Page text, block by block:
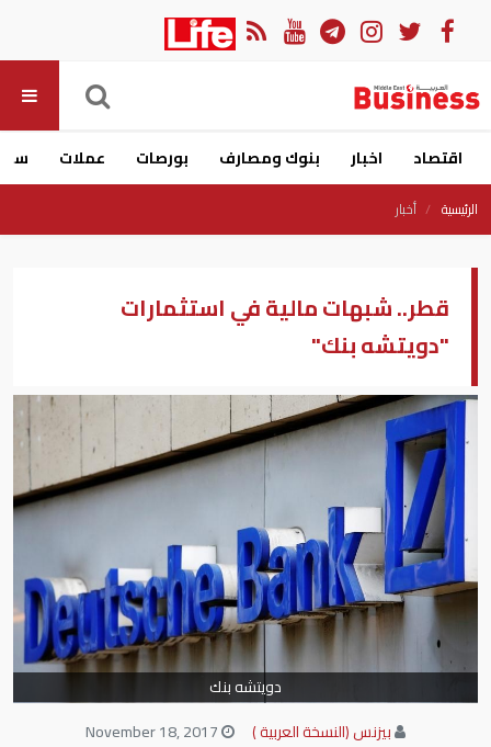
اقتصاد اخبار بنوك ومصارف بورصات عملات
الرئيسية أخبار
قطر.. شبهات مالية في استثمارات
"دويتشه بنك"
دويتشه بنك
بيزنس (النسخة العربية )